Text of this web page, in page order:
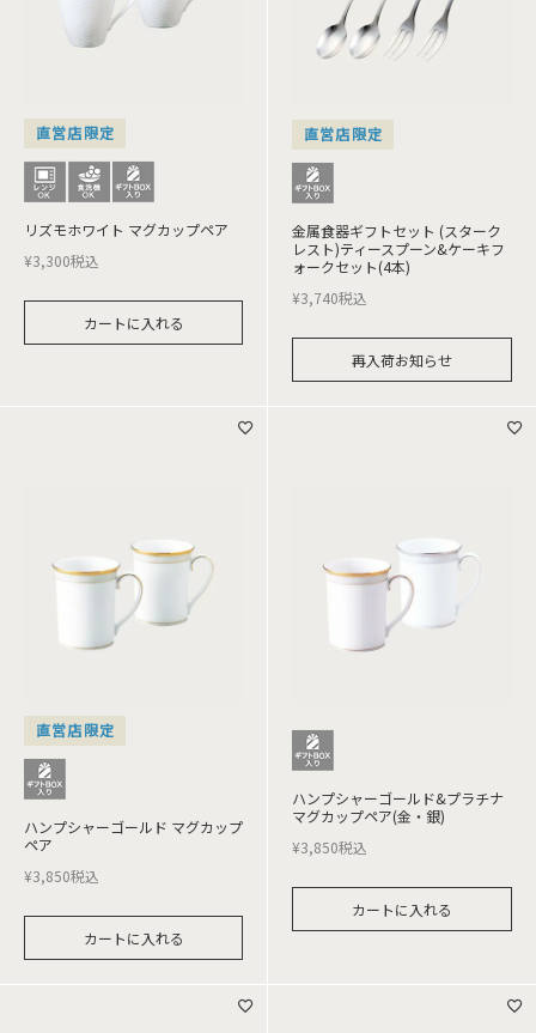
直営店限定
リズモホワイト マグカップペア
¥3,300税込
カートに入れる
直営店限定
金属食器ギフトセット (スターク
レスト)ティースプーン&ケーキフ
ォークセット(4本)
¥3,740税込
再入荷お知らせ
直営店限定
ハンプシャーゴールド マグカップ
ペア
¥3,850税込
カートに入れる
ハンプシャーゴールド&プラチナ
マグカップペア(金・銀)
¥3,850税込
カートに入れる